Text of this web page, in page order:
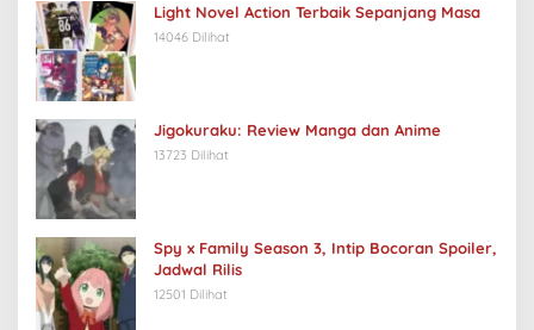
Light Novel Action Terbaik Sepanjang Masa
14046 Dilihat
Jigokuraku: Review Manga dan Anime
13723 Dilihat
Spy x Family Season 3, Intip Bocoran Spoiler,
Jadwal Rilis
12501 Dilihat